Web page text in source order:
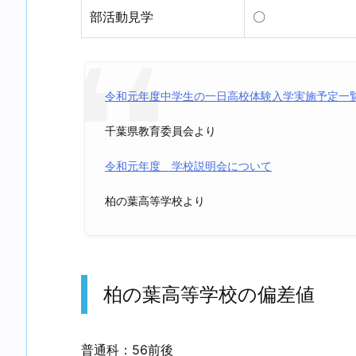
部活動見学 〇
令和元年度中学生の一日高校体験入学実施予定一
千葉県教育委員会より
令和元年度 学校説明会について
柏の葉高等学校より
柏の葉高等学校の偏差値
普通科：56前後